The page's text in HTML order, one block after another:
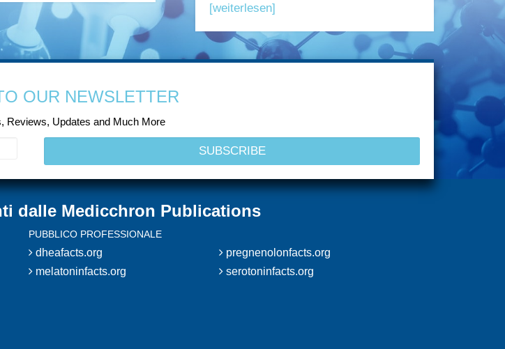
[weiterlesen]
OUR NEWSLETTER
Reviews, Updates and Much More
dalle Medicchron Publications
PUBBLICO PROFESSIONALE
dheafacts.org
melatoninfacts.org
pregnenolonfacts.org
serotoninfacts.org